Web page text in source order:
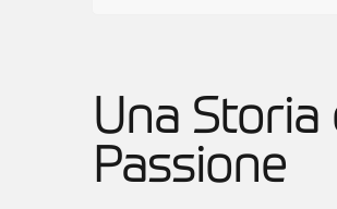
Una Storia
Passione